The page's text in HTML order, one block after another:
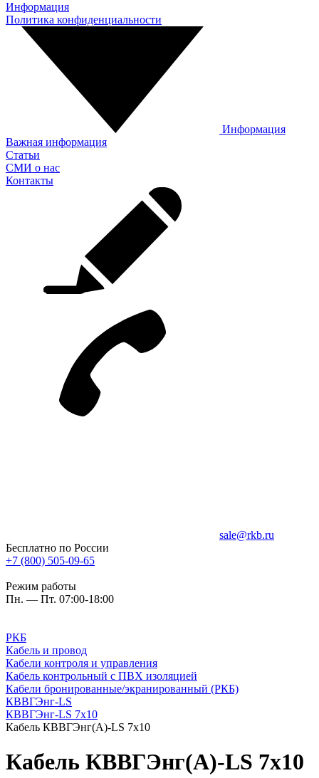
Информация
Политика конфиденциальности
Информация
Важная информация
Статьи
СМИ о нас
Контакты
sale@rkb.ru
Бесплатно по России
+7 (800) 505-09-65
Режим работы
Пн. — Пт. 07:00-18:00
РКБ
Кабель и провод
Кабели контроля и управления
Кабель контрольный с ПВХ изоляцией
Кабели бронированные/экранированный (РКБ)
КВВГЭнг-LS
КВВГЭнг-LS 7х10
Кабель КВВГЭнг(А)-LS 7х10
Кабель КВВГЭнг(А)-LS 7х10